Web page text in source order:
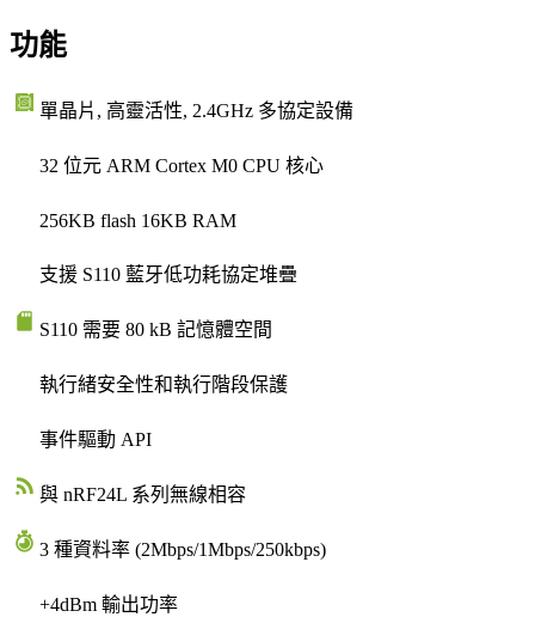
功能
單晶片, 高靈活性, 2.4GHz 多協定設備
32 位元 ARM Cortex M0 CPU 核心
256KB flash 16KB RAM
支援 S110 藍牙低功耗協定堆疊
S110 需要 80 kB 記憶體空間
執行緒安全性和執行階段保護
事件驅動 API
與 nRF24L 系列無線相容
3 種資料率 (2Mbps/1Mbps/250kbps)
+4dBm 輸出功率